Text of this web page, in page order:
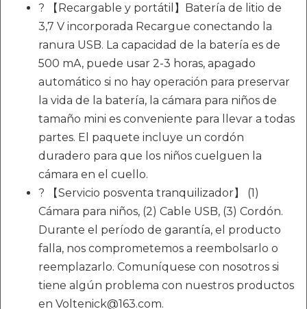
? 【Recargable y portátil】Batería de litio de
3,7 V incorporada Recargue conectando la
ranura USB. La capacidad de la batería es de
500 mA, puede usar 2-3 horas, apagado
automático si no hay operación para preservar
la vida de la batería, la cámara para niños de
tamaño mini es conveniente para llevar a todas
partes. El paquete incluye un cordón
duradero para que los niños cuelguen la
cámara en el cuello.
? 【Servicio posventa tranquilizador】 (1)
Cámara para niños, (2) Cable USB, (3) Cordón.
Durante el período de garantía, el producto
falla, nos comprometemos a reembolsarlo o
reemplazarlo. Comuníquese con nosotros si
tiene algún problema con nuestros productos
en Voltenick@163.com.